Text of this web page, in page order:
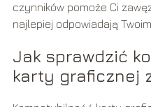
czynników pomoże Ci
najlepiej odpowiadają
Jak sprawdzić
karty graficznej